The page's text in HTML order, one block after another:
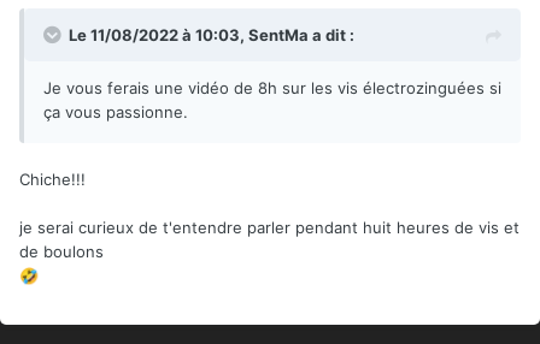
Le 11/08/2022 à 10:03, SentMa a dit :
Je vous ferais une vidéo de 8h sur les vis électrozinguées si
ça vous passionne.
Chiche!!!
je serai curieux de t'entendre parler pendant huit heures de vis et
de boulons
🤣